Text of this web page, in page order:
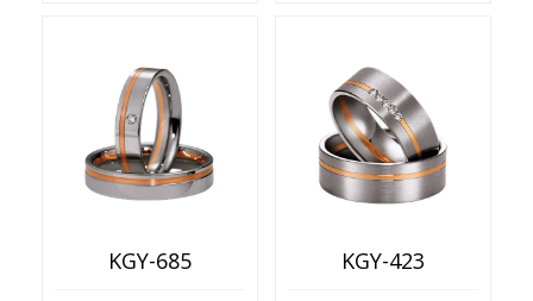
KGY-685 KGY-423